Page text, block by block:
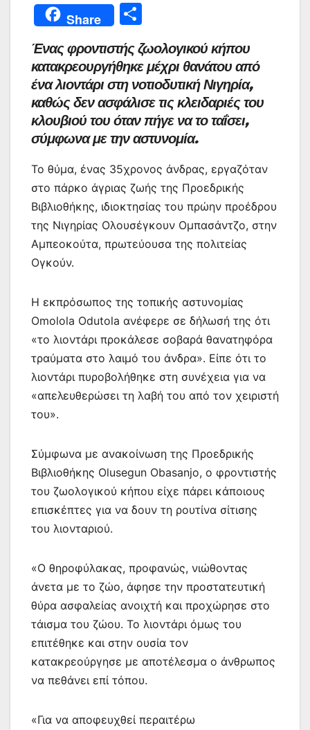
a
c
e
b
o
o
k
w
itt
er
h
at
s
A
p
p
m
ai
l
e
st
s
e
n
g
er
gr
a
m
Share
ρ
α
σ
τε
ίτ
ε
Ένας φροντιστής ζωολογικού κήπου
κατακρεουργήθηκε μέχρι θανάτου από
ένα λιοντάρι στη νοτιοδυτική Νιγηρία,
καθώς δεν ασφάλισε τις κλειδαριές του
κλουβιού του όταν πήγε να το ταΐσει,
σύμφωνα με την αστυνομία.
Το θύμα, ένας 35χρονος άνδρας, εργαζόταν
στο πάρκο άγριας ζωής της Προεδρικής
Βιβλιοθήκης, ιδιοκτησίας του πρώην προέδρου
της Νιγηρίας Ολουσέγκουν Ομπασάντζο, στην
Αμπεοκούτα, πρωτεύουσα της πολιτείας
Ογκούν.
Η εκπρόσωπος της τοπικής αστυνομίας
Omolola Odutola ανέφερε σε δήλωσή της ότι
«το λιοντάρι προκάλεσε σοβαρά θανατηφόρα
τραύματα στο λαιμό του άνδρα». Είπε ότι το
λιοντάρι πυροβολήθηκε στη συνέχεια για να
«απελευθερώσει τη λαβή του από τον χειριστή
του».
Σύμφωνα με ανακοίνωση της Προεδρικής
Βιβλιοθήκης Olusegun Obasanjo, ο φροντιστής
του ζωολογικού κήπου είχε πάρει κάποιους
επισκέπτες για να δουν τη ρουτίνα σίτισης
του λιονταριού.
«Ο θηροφύλακας, προφανώς, νιώθοντας
άνετα με το ζώο, άφησε την προστατευτική
θύρα ασφαλείας ανοιχτή και προχώρησε στο
τάισμα του ζώου. Το λιοντάρι όμως του
επιτέθηκε και στην ουσία τον
κατακρεούργησε με αποτέλεσμα ο άνθρωπος
να πεθάνει επί τόπου.
«Για να αποφευχθεί περαιτέρω